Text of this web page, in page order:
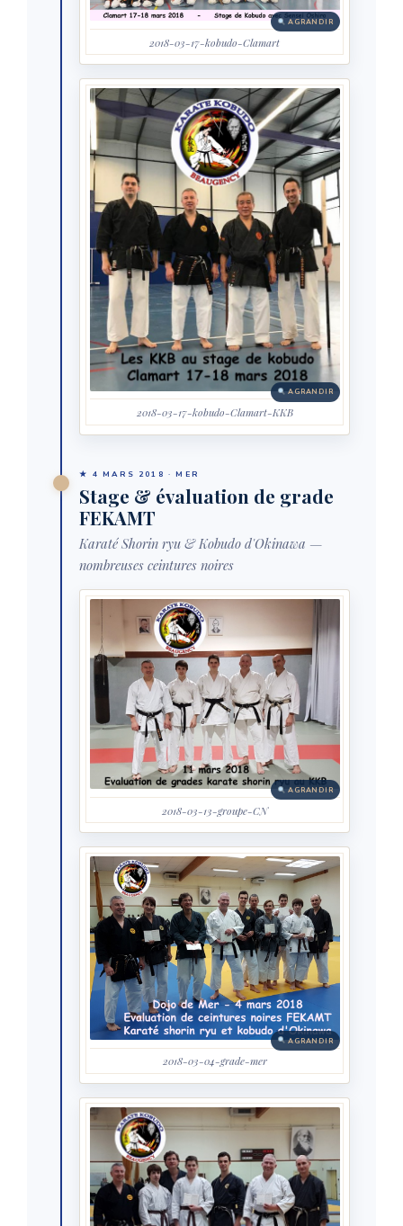
AGRANDIR
2018-03-17-kobudo-Clamart
AGRANDIR
2018-03-17-kobudo-Clamart-KKB
★ 4 MARS 2018 · MER
Stage & évaluation de grade
FEKAMT
Karaté Shorin ryu & Kobudo d'Okinawa —
nombreuses ceintures noires
AGRANDIR
2018-03-13-groupe-CN
AGRANDIR
2018-03-04-grade-mer